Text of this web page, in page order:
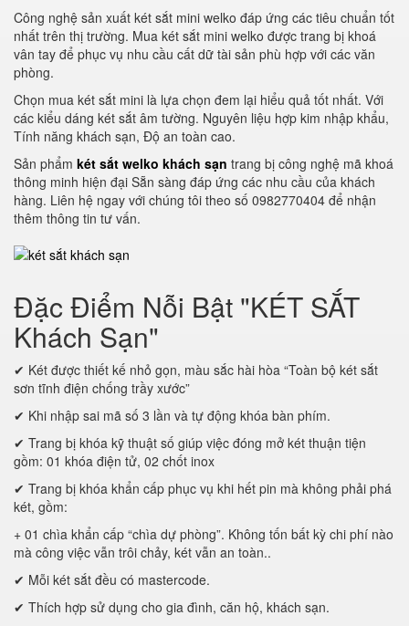
Công nghệ sản xuất két sắt mini welko đáp ứng các tiêu chuẩn tốt
nhất trên thị trường. Mua két sắt mini welko được trang bị khoá
vân tay để phục vụ nhu cầu cất dữ tài sản phù hợp với các văn
phòng.
Chọn mua két sắt mini là lựa chọn đem lại hiểu quả tốt nhất. Với
các kiểu dáng két sắt âm tường. Nguyên liệu hợp kim nhập khẩu,
Tính năng khách sạn, Độ an toàn cao.
Sản phẩm két sắt welko khách sạn trang bị công nghệ mã khoá
thông minh hiện đại Sẵn sàng đáp ứng các nhu cầu của khách
hàng. Liên hệ ngay với chúng tôi theo số 0982770404 để nhận
thêm thông tin tư vấn.
Đặc Điểm Nỗi Bật "KÉT SẮT
Khách Sạn"
✔ Két được thiết kế nhỏ gọn, màu sắc hài hòa “Toàn bộ két sắt
sơn tĩnh điện chống trầy xước”
✔ Khi nhập sai mã số 3 lần và tự động khóa bàn phím.
✔ Trang bị khóa kỹ thuật số giúp việc đóng mở két thuận tiện
gồm: 01 khóa điện tử, 02 chốt inox
✔ Trang bị khóa khẩn cấp phục vụ khi hết pin mà không phải phá
két, gồm:
+ 01 chìa khẩn cấp “chìa dự phòng”. Không tốn bất kỳ chi phí nào
mà công việc vẫn trôi chảy, két vẫn an toàn..
✔ Mỗi két sắt đều có mastercode.
✔ Thích hợp sử dụng cho gia đình, căn hộ, khách sạn.